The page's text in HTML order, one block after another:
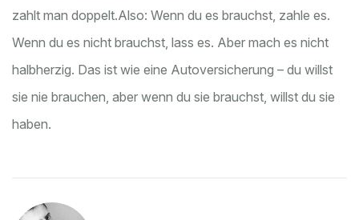
zahlt man doppelt.Also: Wenn du es brauchst, zahle es.
Wenn du es nicht brauchst, lass es. Aber mach es nicht
halbherzig. Das ist wie eine Autoversicherung – du willst
sie nie brauchen, aber wenn du sie brauchst, willst du sie
haben.